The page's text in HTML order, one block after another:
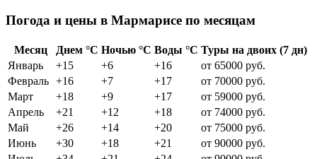
Погода и цены в Мармарисе по месяцам
Месяц Днем °C Ночью °C Воды °C Туры на двоих (7 дн)
Январь
+15 +6 +16
от 65000 руб.
Февраль +16 +7 +17
от 70000 руб.
Март
+18 +9 +17
от 59000 руб.
Апрель
+21 +12 +18
от 74000 руб.
Май
+26 +14 +20
от 75000 руб.
Июнь
+30 +18 +21
от 90000 руб.